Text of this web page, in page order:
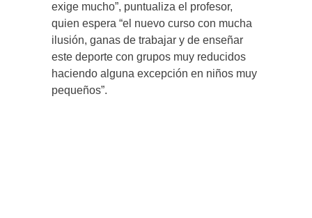
exige mucho”, puntualiza el profesor,
quien espera “el nuevo curso con mucha
ilusión, ganas de trabajar y de enseñar
este deporte con grupos muy reducidos
haciendo alguna excepción en niños muy
pequeños”.